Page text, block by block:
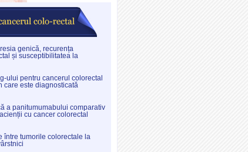
genică, recurența
și susceptibilitatea la
ului pentru cancerul colorectal
care este diagnosticată
a panitumumabului comparativ
cu cancer colorectal
între tumorile colorectale la